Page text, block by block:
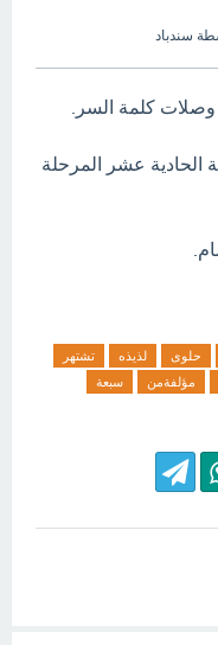
سندباد
كلمة السر.
عشر المرحلة
حلوى لذيذه
تشتهر
مؤلفةمن
سبعة